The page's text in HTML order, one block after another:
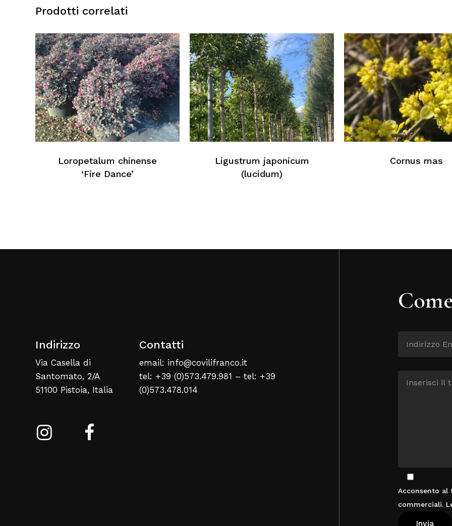
Prodotti correlati
Loropetalum chinense
‘Fire Dance’
Ligustrum japonicum
(lucidum)
Cornus mas
Indirizzo
Via Casella di
Santomato, 2/A
51100 Pistoia, Italia
Contatti
email: info@covilifranco.it
tel: +39 (0)573.479.981 – tel: +39
(0)573.478.014
Acconsento
commerciali.